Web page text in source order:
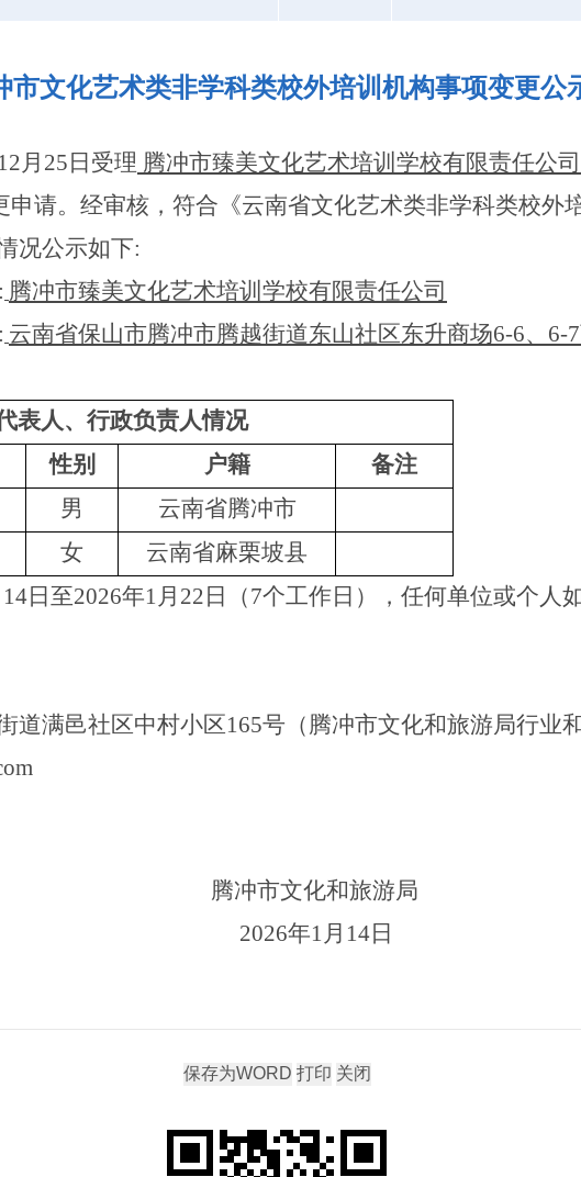
市文化艺术类非学科类校外培训机构事项变更公
12月 25 日受理 腾冲市臻美文化艺术培训学校有限责任公司
申请。经审核，符合 《云南省文化艺术类非学科类校外
况公示如下:
: 腾冲市臻美文化艺术培训学校有限责任公司
: 云南省保山市腾冲市腾越街道东山社区东升商场6-6、 6-7
表人、行政负责人情况
性别 户籍
备注
男
云南省腾冲市
女
云南省麻栗坡县
14日至2026年1月 22 日（7个工作日），任何单位或个人
道满邑社区中村小区165号 （腾冲市文化和旅游局行业
腾冲市文化和旅游局
2026年1月 14日